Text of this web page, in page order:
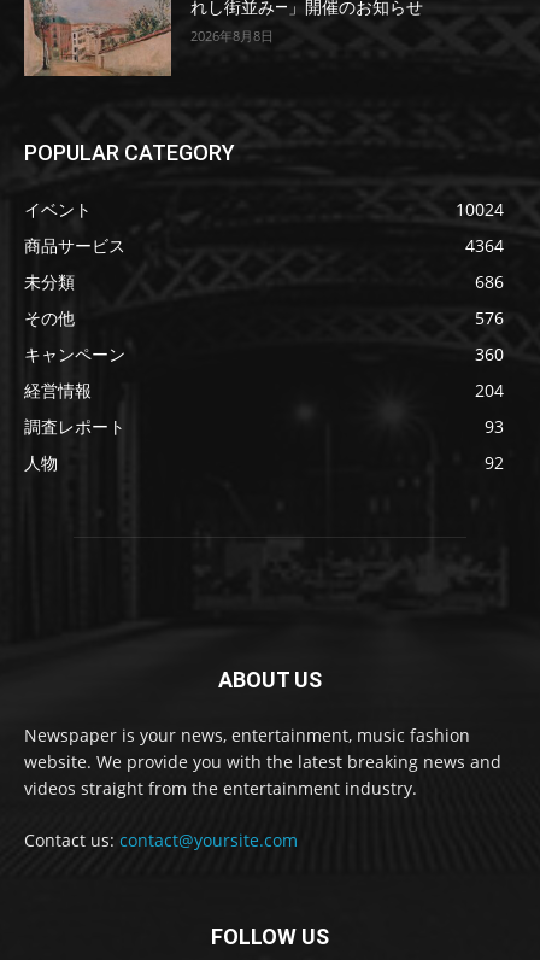
れし街並み―」開催のお知らせ
2026年8月8日
POPULAR CATEGORY
イベント
10024
商品サービス
4364
未分類
686
その他
576
キャンペーン
360
経営情報
204
調査レポート
93
人物
92
ABOUT US
Newspaper is your news, entertainment, music fashion
website. We provide you with the latest breaking news and
videos straight from the entertainment industry.
Contact us: contact@yoursite.com
FOLLOW US